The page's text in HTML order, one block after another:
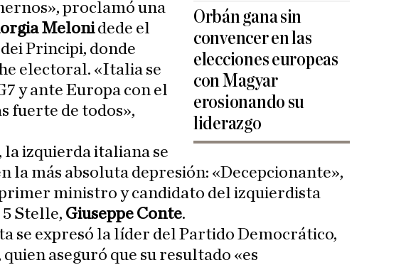
Orbán gana sin
convencer en las
elecciones europeas
con Magyar
erosionando su
liderazgo
proclamó una
Melonidede el
Principi, donde
electoral. «Italia se
y ante Europa con el
fuerte de todos»,
la izquierda italiana se
la más absoluta depresión: «Decepcionante»,
ministro y candidato del izquierdista
Stelle, Giuseppe Conte.
se expresó la líder del Partido Democrático,
quien aseguró que su resultado «es